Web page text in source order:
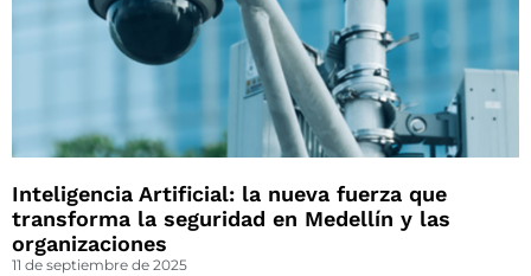
Inteligencia Artificial: la nueva fuerza que
transforma la seguridad en Medellín y las
organizaciones
11 de septiembre de 2025